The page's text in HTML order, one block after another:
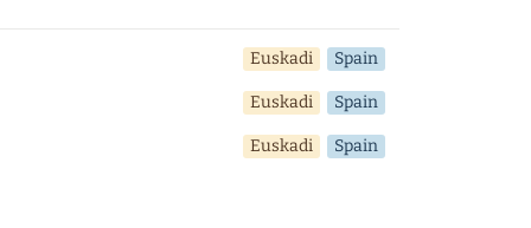
Euskadi Spain
Euskadi Spain
Euskadi Spain